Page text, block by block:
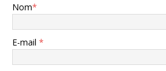
Nom*
E-mail *